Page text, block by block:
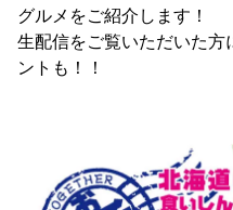
グルメをご紹介します！
生配信をご覧いただいた
ントも！！